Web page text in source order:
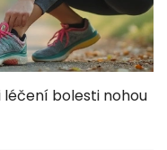
léčení bolesti nohou